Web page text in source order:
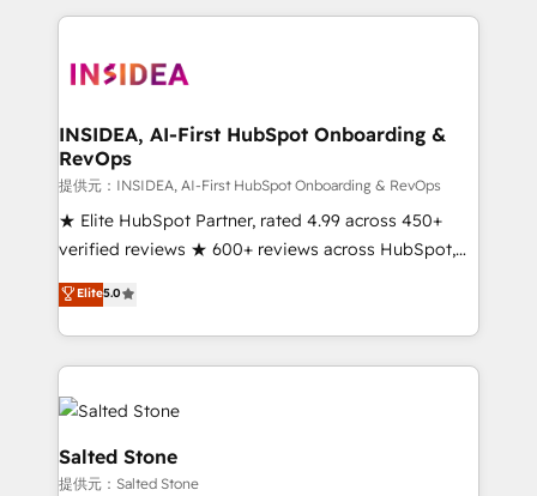
we de-risk complex CRM programmes and
multi-region migrations to AI-powered automation,
scale. 🏆 HubSpot’s CEO called us “the partner of the
future.” Others agree it is proof of trust built through
measurable impact.
INSIDEA, AI-First HubSpot Onboarding &
RevOps
提供元：INSIDEA, AI-First HubSpot Onboarding & RevOps
★ Elite HubSpot Partner, rated 4.99 across 450+
verified reviews ★ 600+ reviews across HubSpot,
G2 & Clutch ★ 150+ in-house HubSpot-certified
experts ★ 1,500+ implementations across 25+
countries ★ AI-first, RevOps-led, onboarding-
obsessed INSIDEA helps growing companies turn
HubSpot into a revenue engine. We onboard your
team, migrate your data, and build AI-powered
workflows that drive adoption from week one, in
your time zone. What we do: ➤ Onboarding: Live in
Elite5.0
Salted Stone
提供元：Salted Stone